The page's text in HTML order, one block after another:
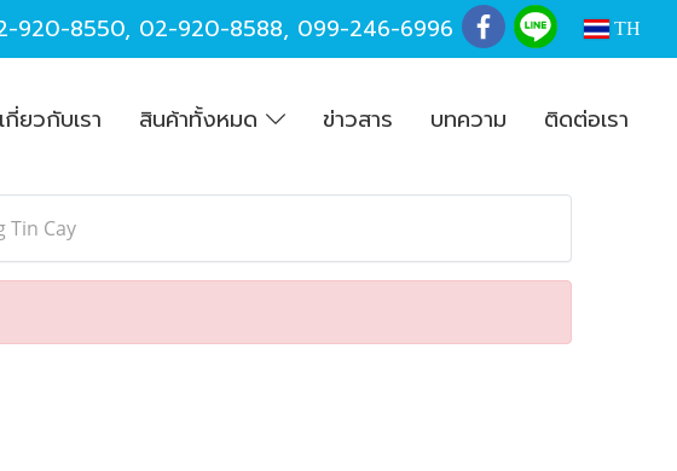
920-8550, 02-920-8588, 099-246-6996 TH
เกี่ยวกับเรา สินค้าทั้งหมด ข่าวสาร บทความ ติดต่อเรา
Tin Cay